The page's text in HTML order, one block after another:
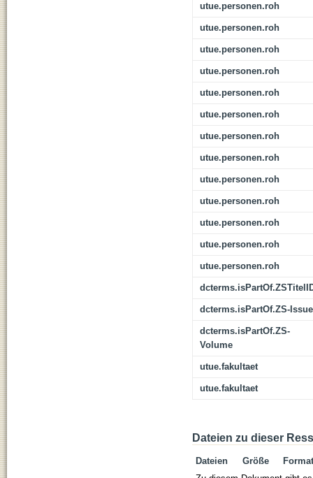
utue.personen.roh
utue.personen.roh
utue.personen.roh
utue.personen.roh
utue.personen.roh
utue.personen.roh
utue.personen.roh
utue.personen.roh
utue.personen.roh
utue.personen.roh
utue.personen.roh
utue.personen.roh
utue.personen.roh
dcterms.isPartOf.ZS-Issue
dcterms.isPartOf.ZS-
Volume
utue.fakultaet
utue.fakultaet
Dateien zu dieser
Dateien Größe
Format